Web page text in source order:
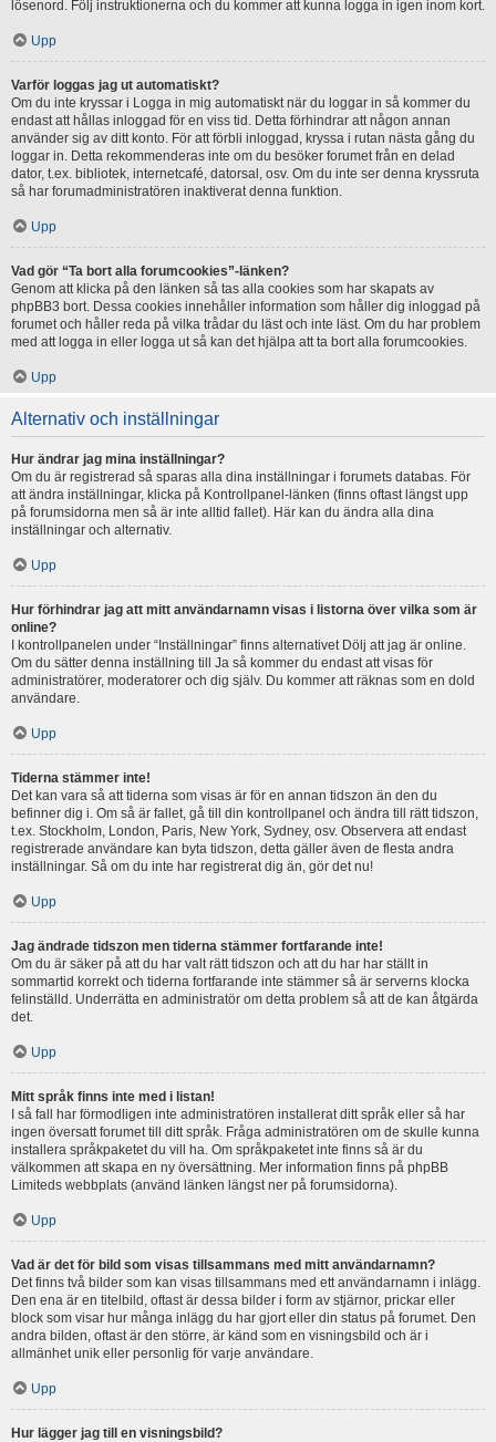
lösenord. Följ instruktionerna och du kommer att kunna logga in igen inom kort.
Upp
Varför loggas jag ut automatiskt?
Om du inte kryssar i Logga in mig automatiskt när du loggar in så kommer du
endast att hållas inloggad för en viss tid. Detta förhindrar att någon annan
använder sig av ditt konto. För att förbli inloggad, kryssa i rutan nästa gång du
loggar in. Detta rekommenderas inte om du besöker forumet från en delad
dator, t.ex. bibliotek, internetcafé, datorsal, osv. Om du inte ser denna kryssruta
så har forumadministratören inaktiverat denna funktion.
Upp
Vad gör “Ta bort alla forumcookies”-länken?
Genom att klicka på den länken så tas alla cookies som har skapats av
phpBB3 bort. Dessa cookies innehåller information som håller dig inloggad på
forumet och håller reda på vilka trådar du läst och inte läst. Om du har problem
med att logga in eller logga ut så kan det hjälpa att ta bort alla forumcookies.
Upp
Alternativ och inställningar
Hur ändrar jag mina inställningar?
Om du är registrerad så sparas alla dina inställningar i forumets databas. För
att ändra inställningar, klicka på Kontrollpanel-länken (finns oftast längst upp
på forumsidorna men så är inte alltid fallet). Här kan du ändra alla dina
inställningar och alternativ.
Upp
Hur förhindrar jag att mitt användarnamn visas i listorna över vilka som är
online?
I kontrollpanelen under “Inställningar” finns alternativet Dölj att jag är online.
Om du sätter denna inställning till Ja så kommer du endast att visas för
administratörer, moderatorer och dig själv. Du kommer att räknas som en dold
användare.
Upp
Tiderna stämmer inte!
Det kan vara så att tiderna som visas är för en annan tidszon än den du
befinner dig i. Om så är fallet, gå till din kontrollpanel och ändra till rätt tidszon,
t.ex. Stockholm, London, Paris, New York, Sydney, osv. Observera att endast
registrerade användare kan byta tidszon, detta gäller även de flesta andra
inställningar. Så om du inte har registrerat dig än, gör det nu!
Upp
Jag ändrade tidszon men tiderna stämmer fortfarande inte!
Om du är säker på att du har valt rätt tidszon och att du har har ställt in
sommartid korrekt och tiderna fortfarande inte stämmer så är serverns klocka
felinställd. Underrätta en administratör om detta problem så att de kan åtgärda
det.
Upp
Mitt språk finns inte med i listan!
I så fall har förmodligen inte administratören installerat ditt språk eller så har
ingen översatt forumet till ditt språk. Fråga administratören om de skulle kunna
installera språkpaketet du vill ha. Om språkpaketet inte finns så är du
välkommen att skapa en ny översättning. Mer information finns på phpBB
Limiteds webbplats (använd länken längst ner på forumsidorna).
Upp
Vad är det för bild som visas tillsammans med mitt användarnamn?
Det finns två bilder som kan visas tillsammans med ett användarnamn i inlägg.
Den ena är en titelbild, oftast är dessa bilder i form av stjärnor, prickar eller
block som visar hur många inlägg du har gjort eller din status på forumet. Den
andra bilden, oftast är den större, är känd som en visningsbild och är i
allmänhet unik eller personlig för varje användare.
Upp
Hur lägger jag till en visningsbild?